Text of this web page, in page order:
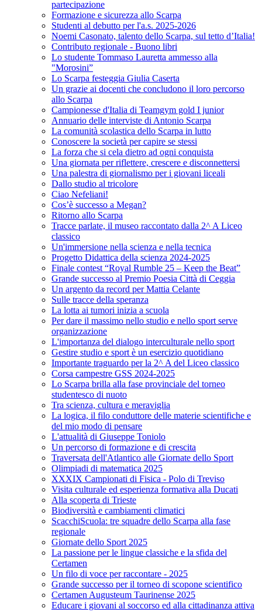
partecipazione
Formazione e sicurezza allo Scarpa
Studenti al debutto per l'a.s. 2025-2026
Noemi Casonato, talento dello Scarpa, sul tetto d’Italia!
Contributo regionale - Buono libri
Lo studente Tommaso Lauretta ammesso alla
"Morosini”
Lo Scarpa festeggia Giulia Caserta
Un grazie ai docenti che concludono il loro percorso
allo Scarpa
Campionesse d'Italia di Teamgym gold I junior
Annuario delle interviste di Antonio Scarpa
La comunità scolastica dello Scarpa in lutto
Conoscere la società per capire se stessi
La forza che si cela dietro ad ogni conquista
Una giornata per riflettere, crescere e disconnettersi
Una palestra di giornalismo per i giovani liceali
Dallo studio al tricolore
Ciao Nefeliani!
Cos’è successo a Megan?
Ritorno allo Scarpa
Tracce parlate, il museo raccontato dalla 2^ A Liceo
classico
Un'immersione nella scienza e nella tecnica
Progetto Didattica della scienza 2024-2025
Finale contest “Royal Rumble 25 – Keep the Beat”
Grande successo al Premio Poesia Città di Ceggia
Un argento da record per Mattia Celante
Sulle tracce della speranza
La lotta ai tumori inizia a scuola
Per dare il massimo nello studio e nello sport serve
organizzazione
L'importanza del dialogo interculturale nello sport
Gestire studio e sport è un esercizio quotidiano
Importante traguardo per la 2^ A del Liceo classico
Corsa campestre GSS 2024-2025
Lo Scarpa brilla alla fase provinciale del torneo
studentesco di nuoto
Tra scienza, cultura e meraviglia
La logica, il filo conduttore delle materie scientifiche e
del mio modo di pensare
L'attualità di Giuseppe Toniolo
Un percorso di formazione e di crescita
Traversata dell'Atlantico alle Giornate dello Sport
Olimpiadi di matematica 2025
XXXIX Campionati di Fisica - Polo di Treviso
Visita culturale ed esperienza formativa alla Ducati
Alla scoperta di Trieste
Biodiversità e cambiamenti climatici
ScacchiScuola: tre squadre dello Scarpa alla fase
regionale
Giornate dello Sport 2025
La passione per le lingue classiche e la sfida del
Certamen
Un filo di voce per raccontare - 2025
Grande successo per il torneo di scopone scientifico
Certamen Augusteum Taurinense 2025
Educare i giovani al soccorso ed alla cittadinanza attiva